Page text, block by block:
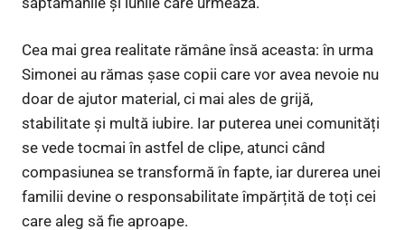
Cea mai grea realitate rămâne însă aceasta: în urma
Simonei au rămas șase copii care vor avea nevoie nu
doar de ajutor material, ci mai ales de grijă,
stabilitate și multă iubire. Iar puterea unei comunități
se vede tocmai în astfel de clipe, atunci când
compasiunea se transformă în fapte, iar durerea unei
familii devine o responsabilitate împărțită de toți cei
care aleg să fie aproape.